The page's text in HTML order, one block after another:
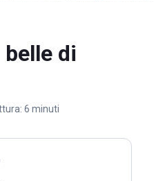
di
6 minuti